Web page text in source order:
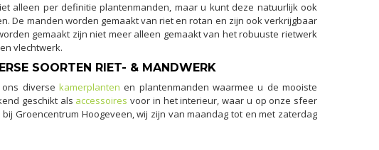
alleen per definitie plantenmanden, maar u kunt deze natuurlijk ook
De manden worden gemaakt van riet en rotan en zijn ook verkrijgbaar
gemaakt zijn niet meer alleen gemaakt van het robuuste rietwerk
vlechtwerk.
SOORTEN RIET- & MANDWERK
ons diversekamerplanten en plantenmanden waarmee u de mooiste
geschikt als accessoires voor in het interieur, waar u op onze sfeer
Groencentrum Hoogeveen, wij zijn van maandag tot en met zaterdag